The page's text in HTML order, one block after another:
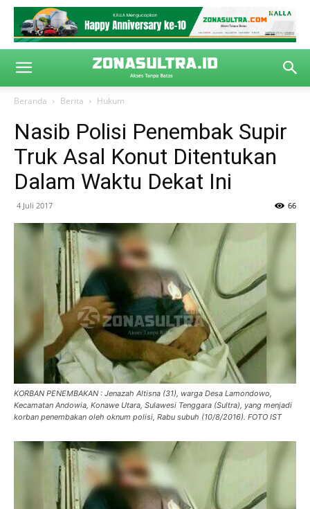
Beranda Berita Hukum
Nasib Polisi Penembak Supir
Truk Asal Konut Ditentukan
Dalam Waktu Dekat Ini
4 Juli 2017 66
KORBAN PENEMBAKAN : Jenazah Altisna (31), warga Desa Lamondowo,
Kecamatan Andowia, Konawe Utara, Sulawesi Tenggara (Sultra), yang menjadi
korban penembakan oleh oknum polisi, Rabu subuh (10/8/2016). FOTO IST